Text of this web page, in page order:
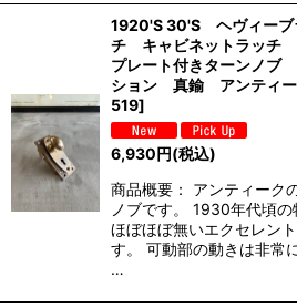
1920'S 30'S ヘヴィー
チ キャビネットラッチ
プレート付きターンノブ
ション 真鍮 アンティ
519]
6,930円(税込)
商品概要： アンティーク
ノブです。 1930年代頃
ほぼほぼ無いエクセレン
す。 可動部の動きは非常
…